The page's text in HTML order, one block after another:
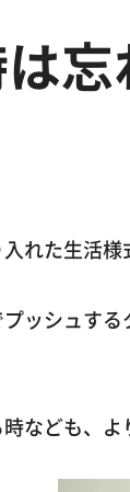
れた生活
ッシュす
なども、よ